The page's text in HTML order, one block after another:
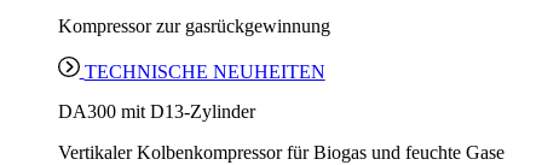
Kompressor zur gasrückgewinnung
TECHNISCHE NEUHEITEN
DA300 mit D13-Zylinder
Vertikaler Kolbenkompressor für Biogas und feuchte Gase